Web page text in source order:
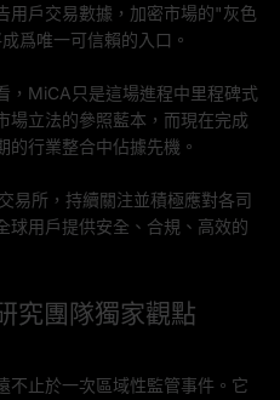
用戶交易數據，加密市場的"灰色
爲唯一可信賴的入口。
，MiCA只是這場進程中里程碑式
場立法的參照藍本，而現在完成
的行業整合中佔據先機。
易所，持續關注並積極應對各司
球用戶提供安全、合規、高效的
究團隊獨家觀點
不止於一次區域性監管事件。它